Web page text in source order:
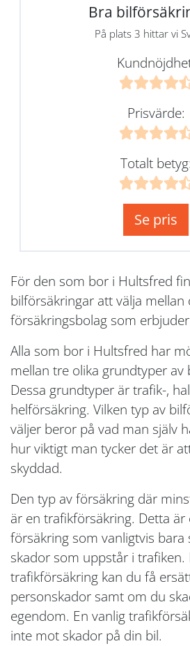
Bra
På plats 3 hittar vi
Prisvärde:
Totalt betyg:
Se pris
För den som bor i Hultsfred
bilförsäkringar att välja mellan
försäkringsbolag som
Alla som bor i Hultsfred har
mellan tre olika grundtyper av
Dessa grundtyper är trafik-,
helförsäkring. Vilken typ av
väljer beror på vad man själv
hur viktigt man tycker det är
skyddad.
Den typ av försäkring där
är en trafikförsäkring. Detta är
försäkring som vanligtvis
skador som uppstår i trafiken.
trafikförsäkring kan du få
personskador samt om du
egendom. En vanlig
inte mot skador på din bil.